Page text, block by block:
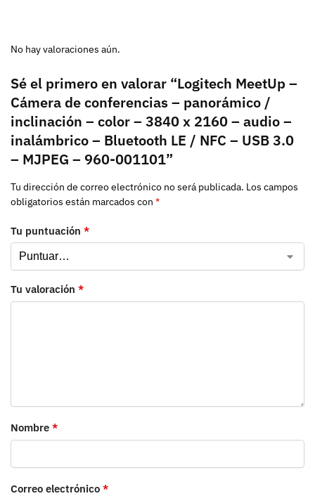
No hay valoraciones aún.
Sé el primero en valorar “Logitech MeetUp –
Cámera de conferencias – panorámico /
inclinación – color – 3840 x 2160 – audio –
inalámbrico – Bluetooth LE / NFC – USB 3.0
– MJPEG – 960-001101”
Tu dirección de correo electrónico no será publicada. Los campos
obligatorios están marcados con *
Tu puntuación *
Tu valoración *
Nombre *
Correo electrónico *